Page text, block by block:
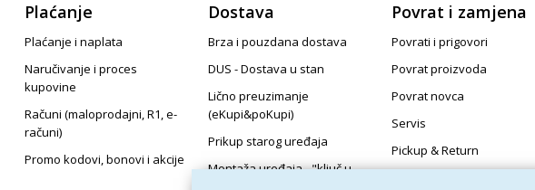
Plaćanje
Plaćanje i naplata
Naručivanje i proces
kupovine
Računi (maloprodajni, R1, e-
računi)
Promo kodovi, bonovi i akcije
Dostava
Brza i pouzdana dostava
DUS - Dostava u stan
Lično preuzimanje
(eKupi&poKupi)
Prikup starog uređaja
Montaža uređaja - "ključ u
Povrat i zamjena
Povrati i prigovori
Povrat proizvoda
Povrat novca
Servis
Pickup & Return